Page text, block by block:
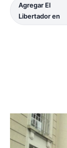
Agregar El
Libertador en